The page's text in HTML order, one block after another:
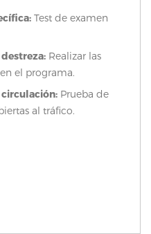
Test de examen
Realizar las
el programa.
Prueba de
al tráfico.